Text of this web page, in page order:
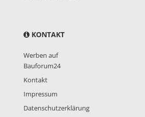
KONTAKT
Werben auf
Bauforum24
Kontakt
Impressum
Datenschutzerklärung